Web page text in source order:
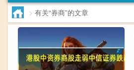
> 有关“券商”的文章